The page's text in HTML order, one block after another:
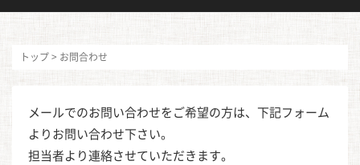
トップ> お問合わせ
メールでのお問い合わせをご希望の方は、下記フォーム
よりお問い合わせ下さい。
担当者より連絡させていただきます。